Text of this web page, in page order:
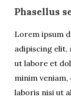
Phasellus
Lorem ipsum
adipiscing elit,
ut labore et
minim
laboris nisi ut